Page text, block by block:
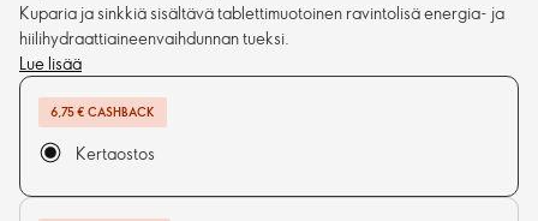
Kuparia ja sinkkiä sisältävä tablettimuotoinen ravintolisä energia- ja
hiilihydraattiaineenvaihdunnan tueksi.
Lue lisää
6,75 € CASHBACK
Kertaostos